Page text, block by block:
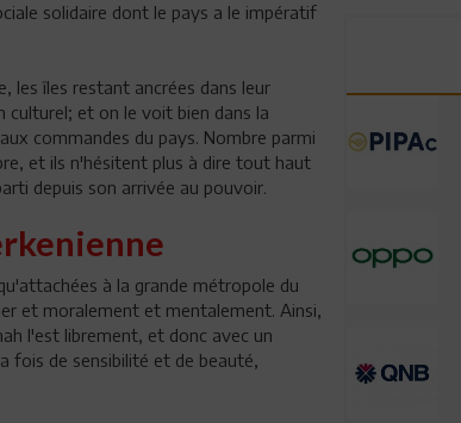
solidaire dont le pays a le impératif
les îles restant ancrées dans leur
culturel; et on le voit bien dans la
commandes du pays. Nombre parmi
et ils n'hésitent plus à dire tout haut
depuis son arrivée au pouvoir.
à la grande métropole du
et moralement et mentalement. Ainsi,
l'est librement, et donc avec un
fois de sensibilité et de beauté,